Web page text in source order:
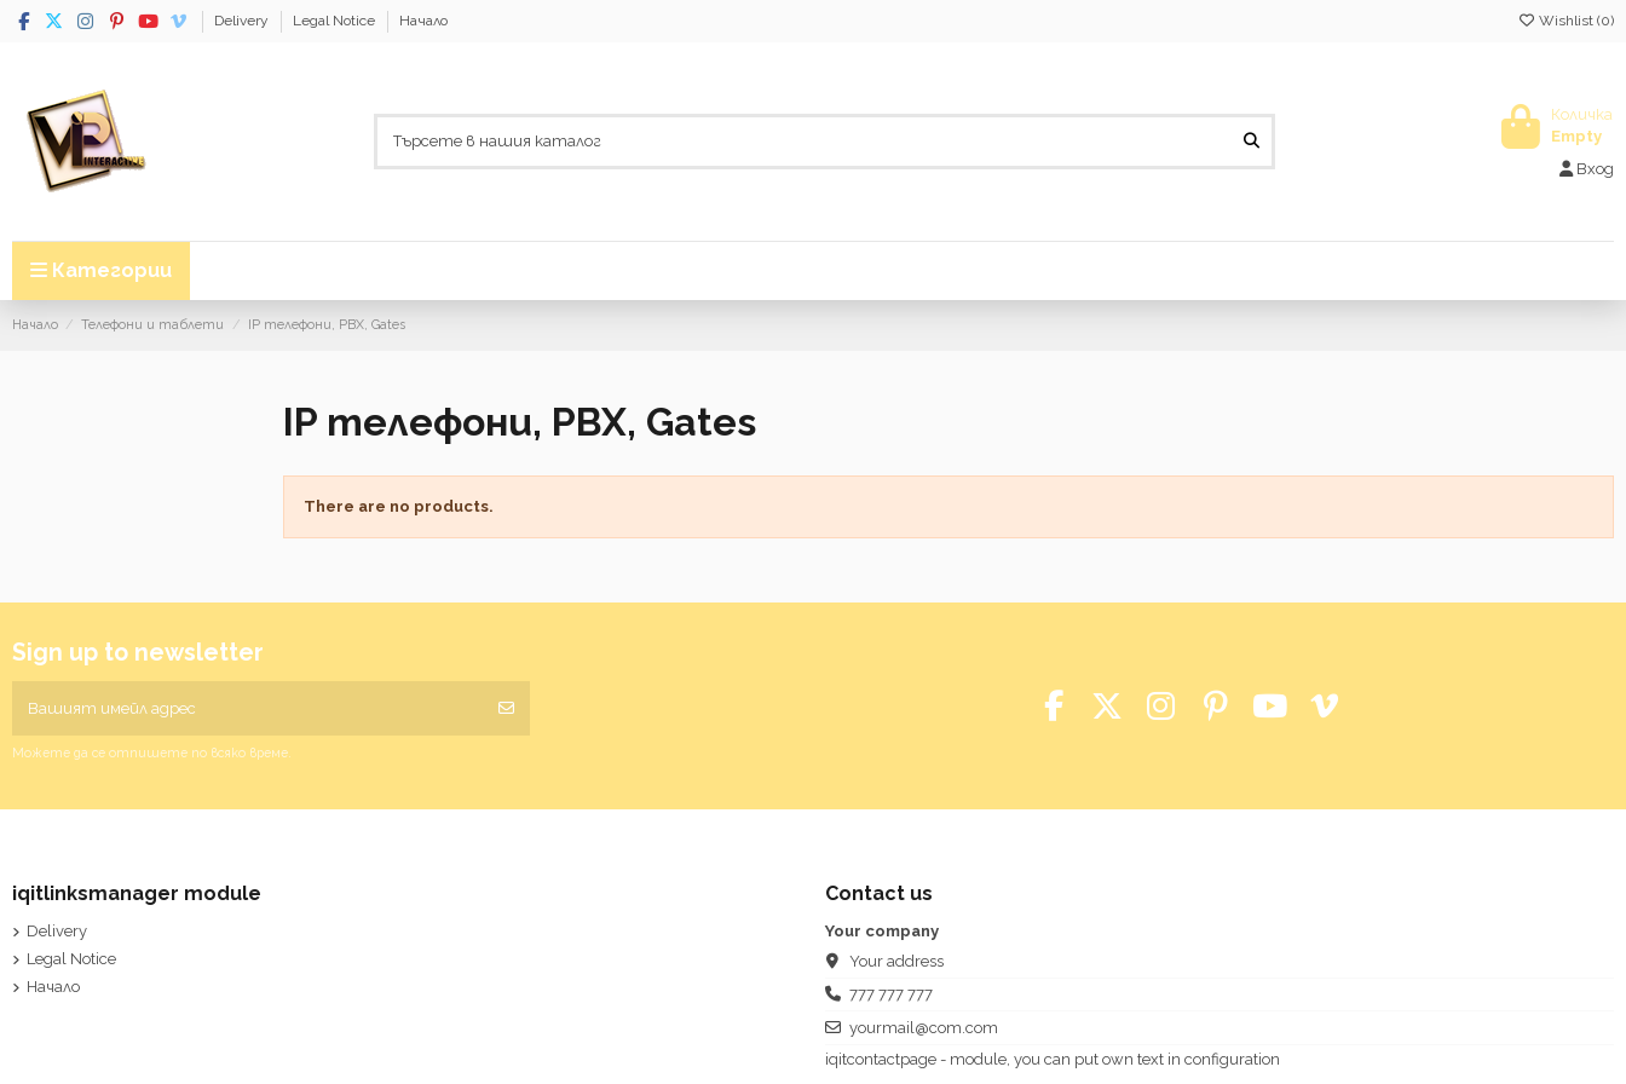
Delivery Legal Notice Начало Wishlist (0)
Количка
Empty
Вход
Категории
Начало Телефони и таблети IP телефони, PBX, Gates
IP телефони, PBX, Gates
There are no products.
Sign up to newsletter
Можете да се отпишете по всяко време.
iqitlinksmanager module
Delivery
Legal Notice
Начало
Contact us
Your company
Your address
777 777 777
yourmail@com.com
iqitcontactpage - module, you can put own text in configuration